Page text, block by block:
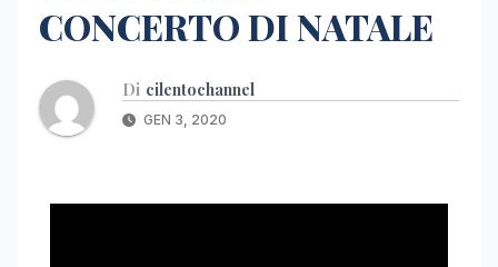
CONCERTO DI NATALE
Di cilentochannel
GEN 3, 2020